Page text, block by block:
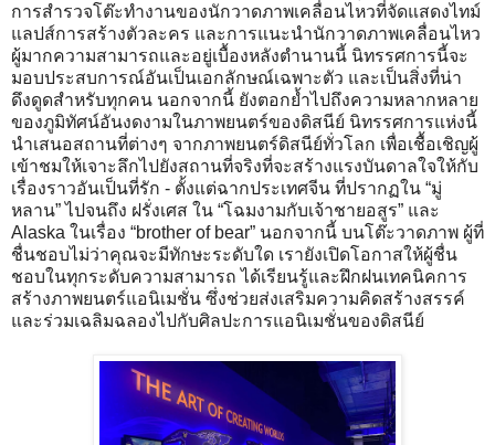
การสำรวจโต๊ะทำงานของนักวาดภาพเคลื่อนไหวที่จัดแสดงไทม์
แลปส์การสร้างตัวละคร และการแนะนำนักวาดภาพเคลื่อนไหว
ผู้มากความสามารถและอยู่เบื้องหลังตำนานนี้ นิทรรศการนี้จะ
มอบประสบการณ์อันเป็นเอกลักษณ์เฉพาะตัว และเป็นสิ่งที่น่า
ดึงดูดสำหรับทุกคน นอกจากนี้ ยังตอกย้ำไปถึงความหลากหลาย
ของภูมิทัศน์อันงดงามในภาพยนตร์ของดิสนีย์ นิทรรศการแห่งนี้
นำเสนอสถานที่ต่างๆ จากภาพยนตร์ดิสนีย์ทั่วโลก เพื่อเชื้อเชิญผู้
เข้าชมให้เจาะลึกไปยังสถานที่จริงที่จะสร้างแรงบันดาลใจให้กับ
เรื่องราวอันเป็นที่รัก - ตั้งแต่ฉากประเทศจีน ที่ปรากฏใน “มู่
หลาน” ไปจนถึง ฝรั่งเศส ใน “โฉมงามกับเจ้าชายอสูร” และ
Alaska ในเรื่อง “brother of bear” นอกจากนี้ บนโต๊ะวาดภาพ ผู้ที่
ชื่นชอบไม่ว่าคุณจะมีทักษะระดับใด เรายังเปิดโอกาสให้ผู้ชื่น
ชอบในทุกระดับความสามารถ ได้เรียนรู้และฝึกฝนเทคนิคการ
สร้างภาพยนตร์แอนิเมชั่น ซึ่งช่วยส่งเสริมความคิดสร้างสรรค์
และร่วมเฉลิมฉลองไปกับศิลปะการแอนิเมชั่นของดิสนีย์